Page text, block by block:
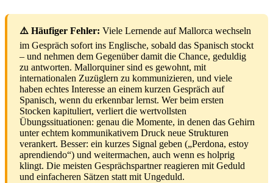
⚠️ Häufiger Fehler: Viele Lernende auf Mallorca wechseln
im Gespräch sofort ins Englische, sobald das Spanisch stockt
– und nehmen dem Gegenüber damit die Chance, geduldig
zu antworten. Mallorquiner sind es gewohnt, mit
internationalen Zuzüglern zu kommunizieren, und viele
haben echtes Interesse an einem kurzen Gespräch auf
Spanisch, wenn du erkennbar lernst. Wer beim ersten
Stocken kapituliert, verliert die wertvollsten
Übungssituationen: genau die Momente, in denen das Gehirn
unter echtem kommunikativem Druck neue Strukturen
verankert. Besser: ein kurzes Signal geben („Perdona, estoy
aprendiendo“) und weitermachen, auch wenn es holprig
klingt. Die meisten Gesprächspartner reagieren mit Geduld
und einfacheren Sätzen statt mit Ungeduld.